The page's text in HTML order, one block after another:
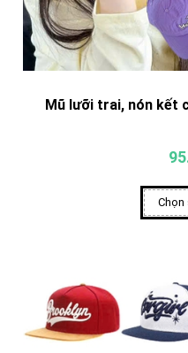
Mũ lưỡi trai, nón kết
Chọn